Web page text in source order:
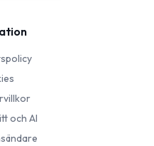
och AI